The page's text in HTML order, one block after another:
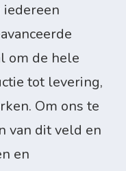
iedereen
om de hele
tot levering,
Om ons te
van dit veld en
en